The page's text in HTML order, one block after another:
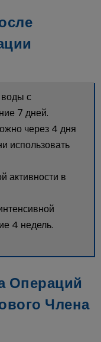
воды с
7 дней.
через 4 дня
использовать
активности в
4 недель.
Операций
Члена